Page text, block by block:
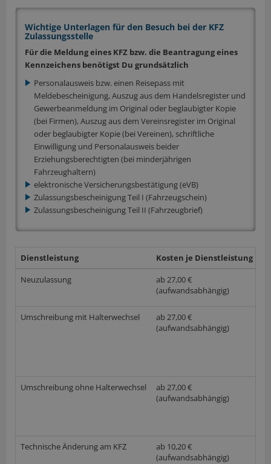
Wichtige Unterlagen für den Besuch bei der KFZ
Zulassungsstelle
Für die Meldung eines KFZ bzw. die Beantragung eines
Kennzeichens benötigst Du grundsätzlich
Personalausweis bzw. einen Reisepass mit
Meldebescheinigung, Auszug aus dem Handelsregister und
Gewerbeanmeldung im Original oder beglaubigter Kopie
(bei Firmen), Auszug aus dem Vereinsregister im Original
oder beglaubigter Kopie (bei Vereinen), schriftliche
Einwilligung und Personalausweis beider
Erziehungsberechtigten (bei minderjährigen
Fahrzeughaltern)
elektronische Versicherungsbestätigung (eVB)
Zulassungsbescheinigung Teil I (Fahrzeugschein)
Zulassungsbescheinigung Teil II (Fahrzeugbrief)
Dienstleistung Kosten je Dienstleistung
Neuzulassung
ab 27,00 €
(aufwandsabhängig)
Umschreibung mit Halterwechsel
ab 27,00 €
(aufwandsabhängig)
Umschreibung ohne Halterwechsel
ab 27,00 €
(aufwandsabhängig)
Technische Änderung am KFZ
ab 10,20 €
(aufwandsabhängig)